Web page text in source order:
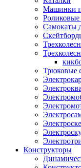
Машинки
Роликовые
Самокаты
Трюковые
Конструкторы